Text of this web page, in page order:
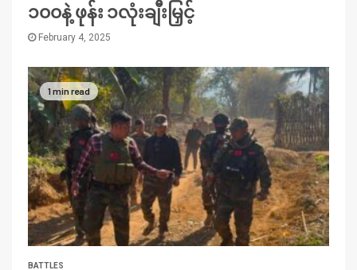
၁၀၀နဲ့ ဖုန်း ၁လုံးချီးမြှင့်
February 4, 2025
1 min read
BATTLES